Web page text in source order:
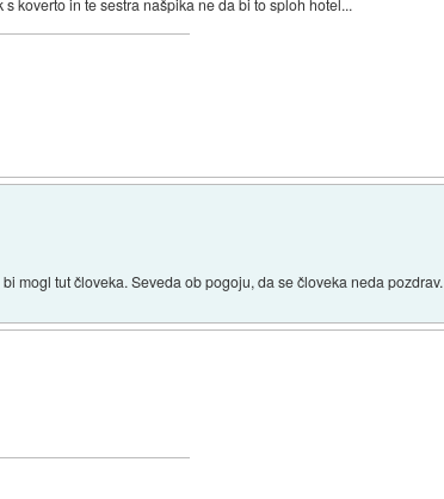
mogl tut človeka. Seveda ob pogoju, da se človeka neda pozdrav.